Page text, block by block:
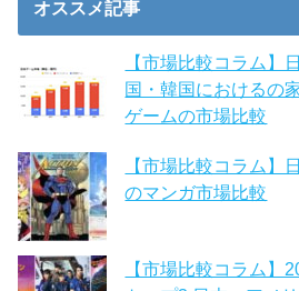
オススメ記事
【市場比較コラム】
国・韓国におけるの
ゲームの市場比較
【市場比較コラム】
のマンガ市場比較
【市場比較コラム】